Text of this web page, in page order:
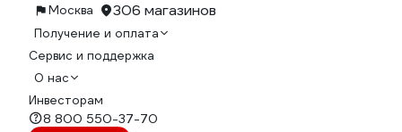
Москва 306 магазинов
Получение и оплата
Сервис и поддержка
О нас
Инвесторам
8 800 550-37-70